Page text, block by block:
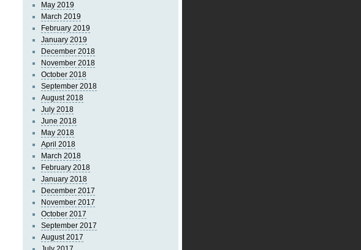
May 2019
March 2019
February 2019
January 2019
December 2018
November 2018
October 2018
September 2018
August 2018
July 2018
June 2018
May 2018
April 2018
March 2018
February 2018
January 2018
December 2017
November 2017
October 2017
September 2017
August 2017